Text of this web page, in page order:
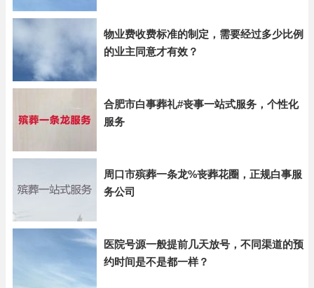
物业费收费标准的制定，需要经过多少比例
的业主同意才有效？
合肥市白事葬礼#丧事一站式服务，个性化
服务
周口市殡葬一条龙%丧葬花圈，正规白事服
务公司
医院号源一般提前几天放号，不同渠道的预
约时间是不是都一样？